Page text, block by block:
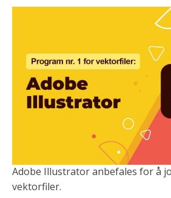
Adobe Illustrator anbefales for å
vektorfiler.